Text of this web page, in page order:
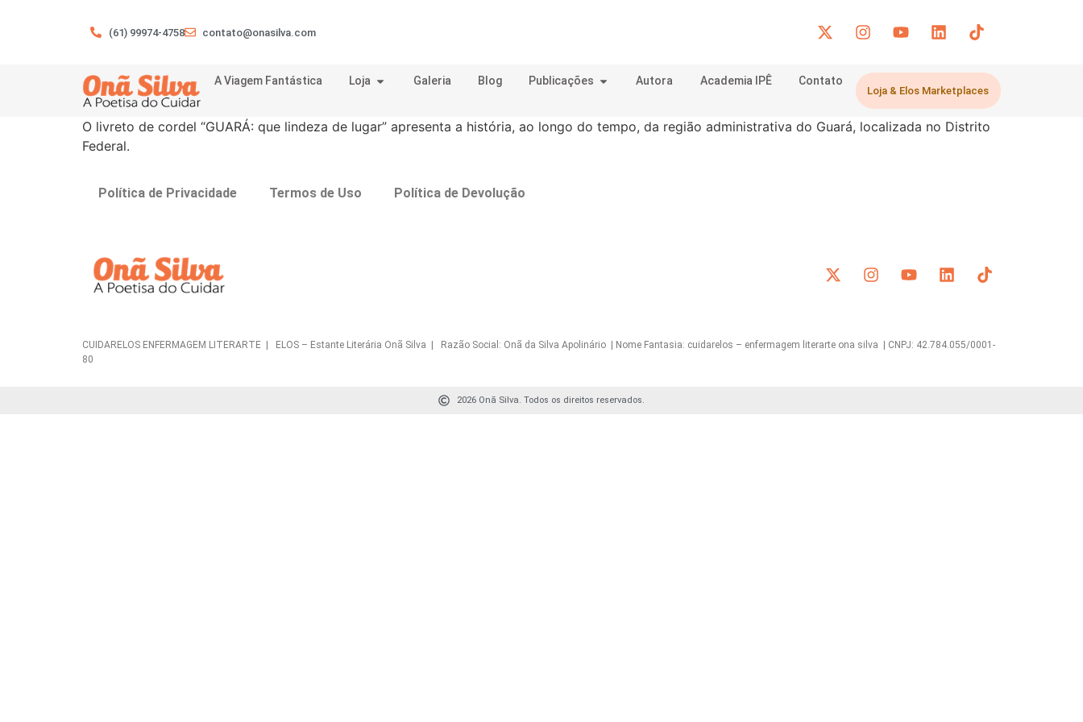
(61) 99974-4758 contato@onasilva.com
A Viagem Fantástica Loja Galeria Blog Publicações Autora Academia IPÊ Contato
Loja & Elos Marketplaces
O livreto de cordel “GUARÁ: que lindeza de lugar” apresenta a história, ao longo do tempo, da região administrativa do Guará, localizada no Distrito
Federal.
Política de Privacidade Termos de Uso Política de Devolução
CUIDARELOS ENFERMAGEM LITERARTE | ELOS – Estante Literária Onã Silva | Razão Social: Onã da Silva Apolinário | Nome Fantasia: cuidarelos – enfermagem literarte ona silva | CNPJ: 42.784.055/0001-
80
2026 Onã Silva. Todos os direitos reservados.